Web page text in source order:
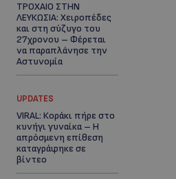
ΤΡΟΧΑΙΟ ΣΤΗΝ
ΛΕΥΚΩΣΙΑ: Χειροπέδες
και στη σύζυγο του
27χρονου – Φέρεται
να παραπλάνησε την
Αστυνομία
UPDATES
VIRAL: Κοράκι πήρε στο
κυνήγι γυναίκα – Η
απρόσμενη επίθεση
καταγράφηκε σε
βίντεο